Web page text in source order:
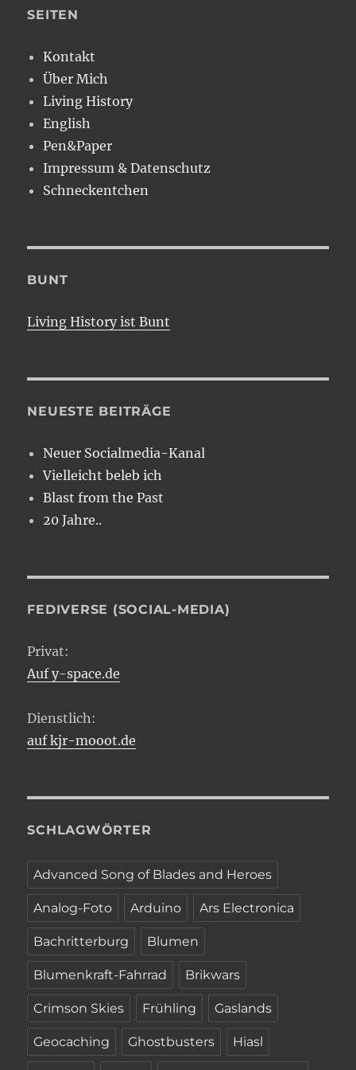
SEITEN
Kontakt
Über Mich
Living History
English
Pen&Paper
Impressum & Datenschutz
Schneckentchen
BUNT
Living History ist Bunt
NEUESTE BEITRÄGE
Neuer Socialmedia-Kanal
Vielleicht beleb ich
Blast from the Past
20 Jahre..
FEDIVERSE (SOCIAL-MEDIA)
Privat:
Auf y-space.de
Dienstlich:
auf kjr-mooot.de
SCHLAGWÖRTER
Advanced Song of Blades and Heroes
Analog-Foto Arduino Ars Electronica
Bachritterburg Blumen
Blumenkraft-Fahrrad Brikwars
Crimson Skies Frühling Gaslands
Geocaching Ghostbusters Hiasl